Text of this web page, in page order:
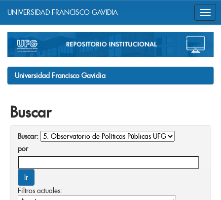
navigation
UNIVERSIDAD FRANCISCO GAVIDIA
Universidad Francisco Gavidia
Buscar
Buscar:
por
Filtros actuales: